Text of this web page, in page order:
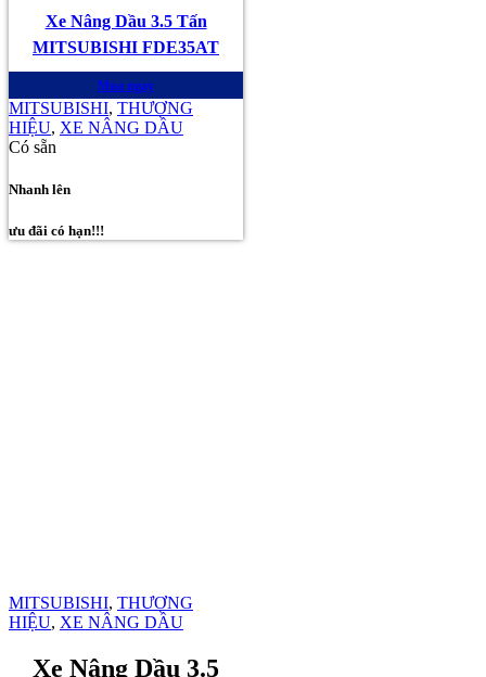
Xe Nâng Dầu 3.5 Tấn
MITSUBISHI FDE35AT
Mua ngay
MITSUBISHI, THƯƠNG
HIỆU, XE NÂNG DẦU
Có sẵn
Nhanh lên
ưu đãi có hạn!!!
MITSUBISHI, THƯƠNG
HIỆU, XE NÂNG DẦU
Xe Nâng Dầu 3.5